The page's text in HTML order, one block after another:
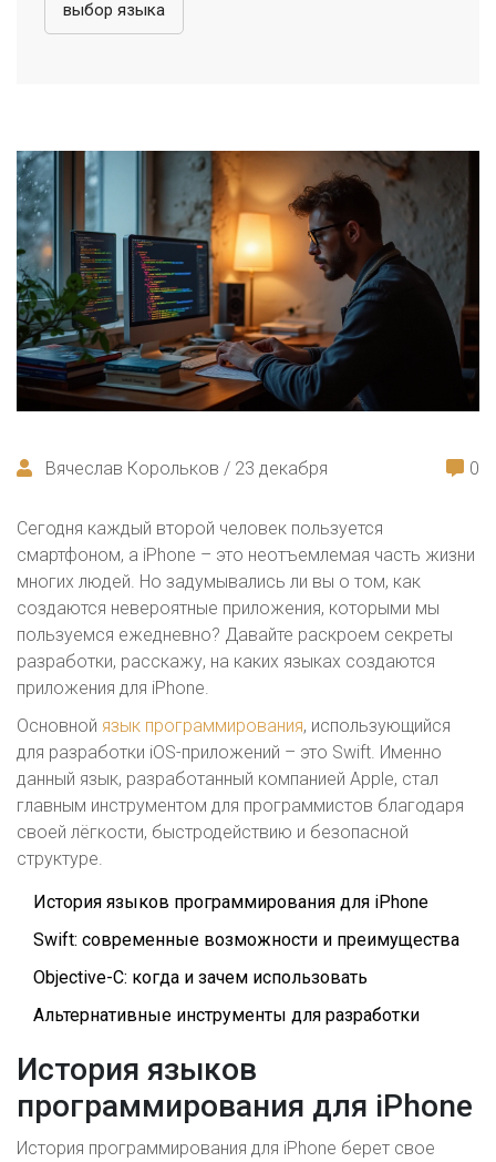
выбор языка
Вячеслав Корольков / 23 декабря 0
Сегодня каждый второй человек пользуется
смартфоном, а iPhone – это неотъемлемая часть жизни
многих людей. Но задумывались ли вы о том, как
создаются невероятные приложения, которыми мы
пользуемся ежедневно? Давайте раскроем секреты
разработки, расскажу, на каких языках создаются
приложения для iPhone.
Основной язык программирования, использующийся
для разработки iOS-приложений – это Swift. Именно
данный язык, разработанный компанией Apple, стал
главным инструментом для программистов благодаря
своей лёгкости, быстродействию и безопасной
структуре.
История языков программирования для iPhone
Swift: современные возможности и преимущества
Objective-C: когда и зачем использовать
Альтернативные инструменты для разработки
История языков
программирования для iPhone
История программирования для iPhone берет свое